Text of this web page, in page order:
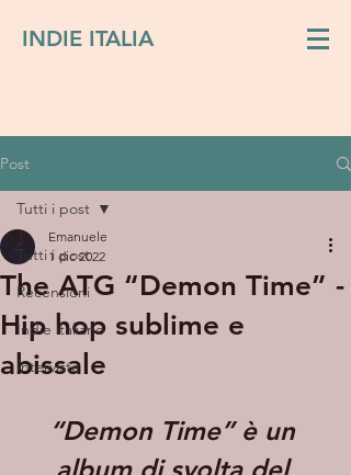
INDIE ITALIA
Post
Tutti i post
Recensioni
Indie italiano
Interviste
Tutti i post
The ATG “Demon Time” -
Hip hop sublime e
abissale
Emanuele
1 dic 2022
“Demon Time” è un